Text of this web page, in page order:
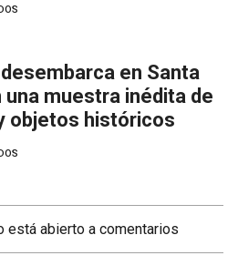
en Santa
una muestra inédita de
objetos históricos
está abierto a comentarios